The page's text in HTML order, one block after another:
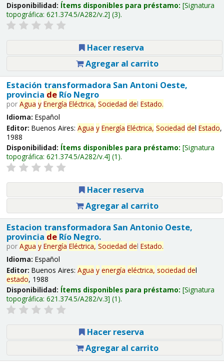
Disponibilidad: Ítems disponibles para préstamo: Signatura
topográfica: 621.374.5/A282/v.2 (3).
Hacer reserva
Agregar al carrito
Estación transformadora San Antoni Oeste,
provincia deRío Negro
por Agua y Energía Eléctrica, Sociedad del Estado.
Idioma: Español
Editor: Buenos Aires: Agua y Energía Eléctrica, Sociedad del Estado,
1988
Disponibilidad: Ítems disponibles para préstamo: Signatura
topográfica: 621.374.5/A282/v.4 (1).
Hacer reserva
Agregar al carrito
Estacion transformadora San Antonio Oeste,
provincia deRío Negro.
por Agua y Energía Eléctrica, Sociedad del Estado.
Idioma: Español
Editor: Buenos Aires: Agua y energía eléctrica, sociedad del
estado, 1988
Disponibilidad: Ítems disponibles para préstamo: Signatura
topográfica: 621.374.5/A282/v.3 (1).
Hacer reserva
Agregar al carrito